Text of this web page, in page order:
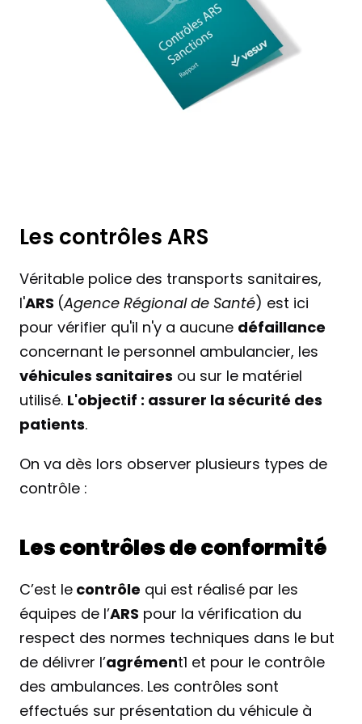
Les contrôles ARS
Véritable police des transports sanitaires,
l'ARS (Agence Régional de Santé) est ici
pour vérifier qu'il n'y a aucune défaillance
véhicules sanitaires ou sur le matériel
utilisé. L'objectif : assurer la sécurité des
patients.
On va dès lors observer plusieurs types de
contrôle :
Les contrôles de conformité
C’est le contrôle qui est réalisé par les
équipes de l’ARS pour la vérification du
respect des normes techniques dans le but
de délivrer l’agrément1 et pour le contrôle
des ambulances. Les contrôles sont
effectués sur présentation du véhicule à